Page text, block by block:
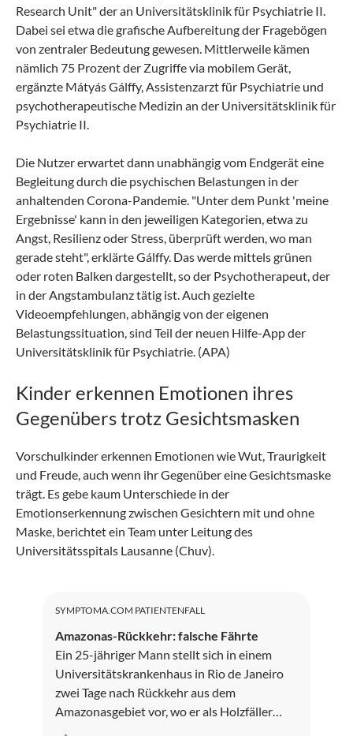
Research Unit" der an Universitätsklinik für Psychiatrie II.
Dabei sei etwa die grafische Aufbereitung der Fragebögen
von zentraler Bedeutung gewesen. Mittlerweile kämen
nämlich 75 Prozent der Zugriffe via mobilem Gerät,
ergänzte Mátyás Gálffy, Assistenzarzt für Psychiatrie und
psychotherapeutische Medizin an der Universitätsklinik für
Psychiatrie II.
Die Nutzer erwartet dann unabhängig vom Endgerät eine
Begleitung durch die psychischen Belastungen in der
anhaltenden Corona-Pandemie. "Unter dem Punkt 'meine
Ergebnisse' kann in den jeweiligen Kategorien, etwa zu
Angst, Resilienz oder Stress, überprüft werden, wo man
gerade steht", erklärte Gálffy. Das werde mittels grünen
oder roten Balken dargestellt, so der Psychotherapeut, der
in der Angstambulanz tätig ist. Auch gezielte
Videoempfehlungen, abhängig von der eigenen
Belastungssituation, sind Teil der neuen Hilfe-App der
Universitätsklinik für Psychiatrie. (APA)
Kinder erkennen Emotionen ihres
Gegenübers trotz Gesichtsmasken
Vorschulkinder erkennen Emotionen wie Wut, Traurigkeit
und Freude, auch wenn ihr Gegenüber eine Gesichtsmaske
trägt. Es gebe kaum Unterschiede in der
Emotionserkennung zwischen Gesichtern mit und ohne
Maske, berichtet ein Team unter Leitung des
Universitätsspitals Lausanne (Chuv).
SYMPTOMA.COM PATIENTENFALL
Amazonas-Rückkehr: falsche Fährte
Ein 25-jähriger Mann stellt sich in einem
Universitätskrankenhaus in Rio de Janeiro
zwei Tage nach Rückkehr aus dem
Amazonasgebiet vor, wo er als Holzfäller
gearbeitet hat.